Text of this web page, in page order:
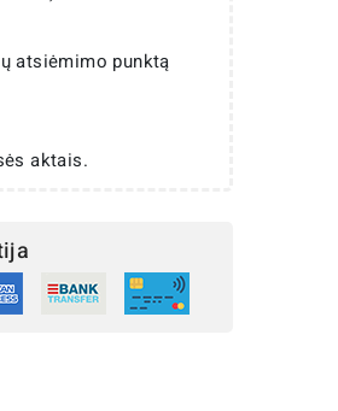
atsiėmimo punktą
aktais.